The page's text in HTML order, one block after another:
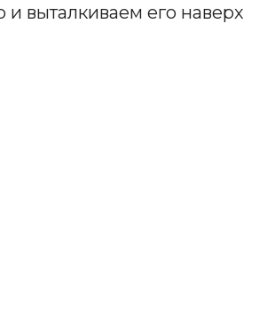
и выталкиваем его наверх